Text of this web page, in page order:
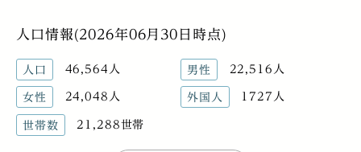
人口情報(2026年06月30日時点)
人口 46,564人 男性 22,516人
女性 24,048人 外国人 1727人
世帯数 21,288世帯